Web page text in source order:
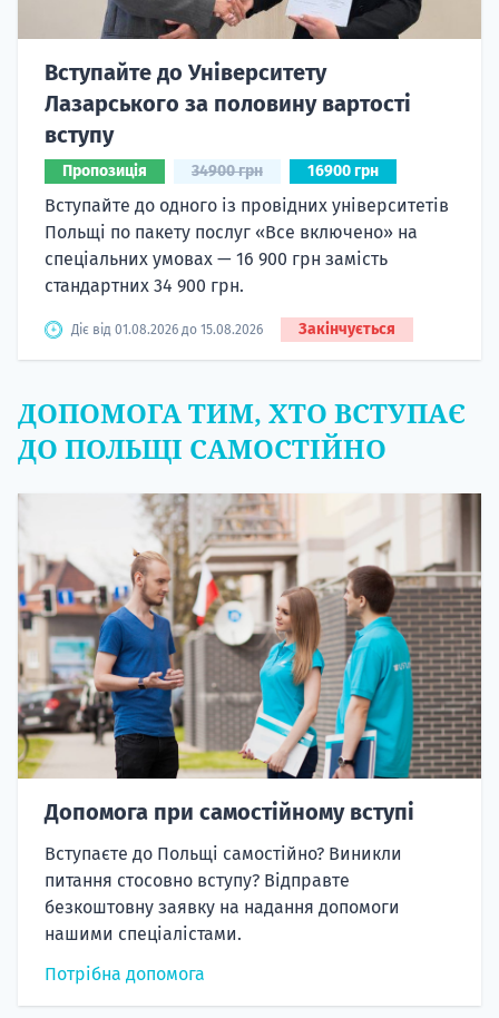
Вступайте до Університету
Лазарського за половину вартості
вступу
Пропозиція 34900 грн 16900 грн
Вступайте до одного із провідних університетів
Польщі по пакету послуг «Все включено» на
спеціальних умовах — 16 900 грн замість
стандартних 34 900 грн.
Діє від 01.08.2026 до 15.08.2026 Закінчується
ДОПОМОГА ТИМ, ХТО ВСТУПАЄ
ДО ПОЛЬЩІ САМОСТІЙНО
Допомога при самостійному вступі
Вступаєте до Польщі самостійно? Виникли
питання стосовно вступу? Відправте
безкоштовну заявку на надання допомоги
нашими спеціалістами.
Потрібна допомога